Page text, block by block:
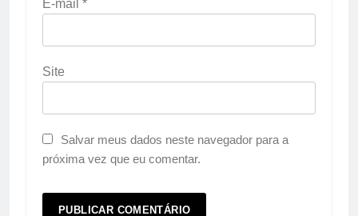
E-mail *
Site
Salvar meus dados neste navegador para a
próxima vez que eu comentar.